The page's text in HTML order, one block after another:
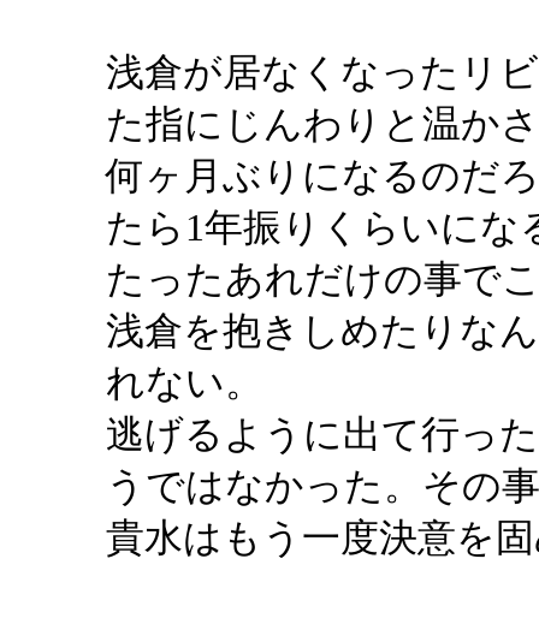
浅倉が居なくなったリ
た指にじんわりと温か
何ヶ月ぶりになるのだ
たら1年振りくらいにな
たったあれだけの事で
浅倉を抱きしめたりな
れない。
逃げるように出て行っ
うではなかった。その
貴水はもう一度決意を